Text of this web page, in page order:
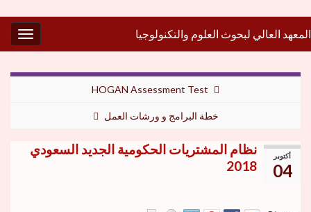
المعهد العالي لبحوث العلوم والتكنولوجيا
HOGAN Assessment Test
خطة البرامج و ورشات العمل
أكتوبر
04
نظام المشتريات الحكومية الجديد السعودي
2018